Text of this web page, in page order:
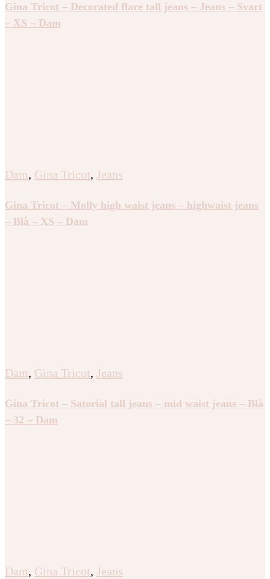
Gina Tricot – Decorated flare tall jeans – Jeans – Svart
– XS – Dam
Dam, Gina Tricot, Jeans
Gina Tricot – Molly high waist jeans – highwaist jeans
– Blå – XS – Dam
Dam, Gina Tricot, Jeans
Gina Tricot – Satorial tall jeans – mid waist jeans – Blå
– 32 – Dam
Dam, Gina Tricot, Jeans